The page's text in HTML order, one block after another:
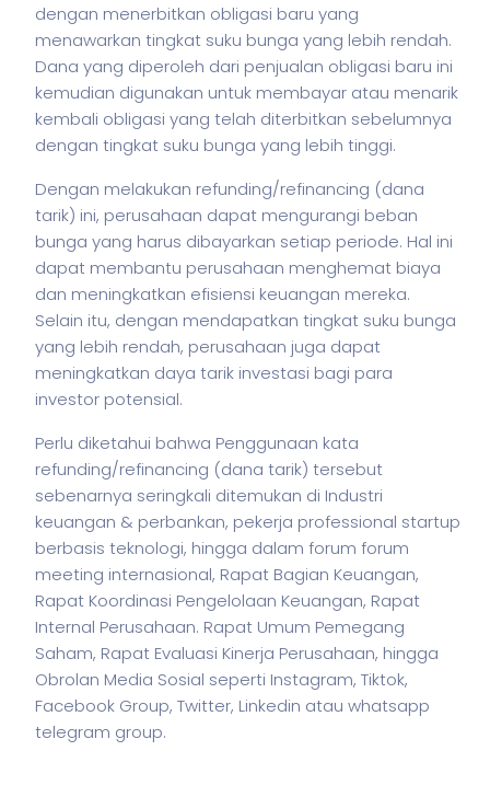
dengan menerbitkan obligasi baru yang
menawarkan tingkat suku bunga yang lebih rendah.
Dana yang diperoleh dari penjualan obligasi baru ini
kemudian digunakan untuk membayar atau menarik
kembali obligasi yang telah diterbitkan sebelumnya
dengan tingkat suku bunga yang lebih tinggi.
Dengan melakukan refunding/refinancing (dana
tarik) ini, perusahaan dapat mengurangi beban
bunga yang harus dibayarkan setiap periode. Hal ini
dapat membantu perusahaan menghemat biaya
dan meningkatkan efisiensi keuangan mereka.
Selain itu, dengan mendapatkan tingkat suku bunga
yang lebih rendah, perusahaan juga dapat
meningkatkan daya tarik investasi bagi para
investor potensial.
Perlu diketahui bahwa Penggunaan kata
refunding/refinancing (dana tarik) tersebut
sebenarnya seringkali ditemukan di Industri
keuangan & perbankan, pekerja professional startup
berbasis teknologi, hingga dalam forum forum
meeting internasional, Rapat Bagian Keuangan,
Rapat Koordinasi Pengelolaan Keuangan, Rapat
Internal Perusahaan. Rapat Umum Pemegang
Saham, Rapat Evaluasi Kinerja Perusahaan, hingga
Obrolan Media Sosial seperti Instagram, Tiktok,
Facebook Group, Twitter, Linkedin atau whatsapp
telegram group.